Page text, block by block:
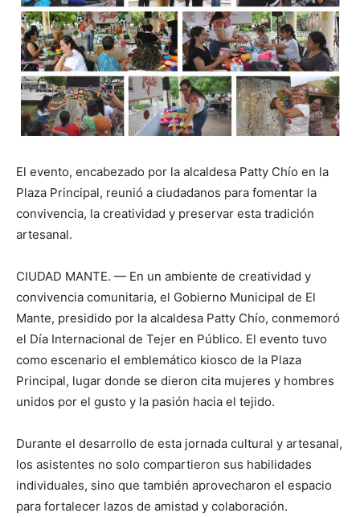
El evento, encabezado por la alcaldesa Patty Chío en la
Plaza Principal, reunió a ciudadanos para fomentar la
convivencia, la creatividad y preservar esta tradición
artesanal.
CIUDAD MANTE. — En un ambiente de creatividad y
convivencia comunitaria, el Gobierno Municipal de El
Mante, presidido por la alcaldesa Patty Chío, conmemoró
el Día Internacional de Tejer en Público. El evento tuvo
como escenario el emblemático kiosco de la Plaza
Principal, lugar donde se dieron cita mujeres y hombres
unidos por el gusto y la pasión hacia el tejido.
Durante el desarrollo de esta jornada cultural y artesanal,
los asistentes no solo compartieron sus habilidades
individuales, sino que también aprovecharon el espacio
para fortalecer lazos de amistad y colaboración.